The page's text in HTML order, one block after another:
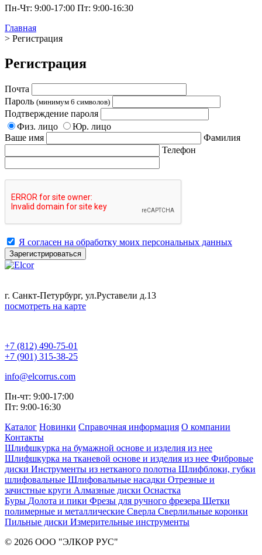
Пн-Чт: 9:00-17:00 Пт: 9:00-16:30
Главная
> Регистрация
Регистрация
Почта
Пароль (минимум 6 символов)
Подтверждение пароля
Физ. лицо
Юр. лицо
Ваше имя
Фамилия
Телефон
Я согласен на обработку моих персональных данных
г. Санкт-Петурбург, ул.Руставели д.13
посмотреть на карте
+7 (812) 490-75-01
+7 (901) 315-38-25
info@elcorrus.com
Пн-чт: 9:00-17:00
Пт: 9:00-16:30
Каталог Новинки Справочная информация О компании
Контакты
Шлифшкурка на бумажной основе и изделия из нее
Шлифшкурка на тканевой основе и изделия из нее Фибровые
диски Инструменты из нетканого полотна Шлифблоки, губки
шлифовальные Шлифовальные насадки Отрезные и
зачистные круги Алмазные диски Оснастка
Буры Долота и пики Фрезы для ручного фрезера Щетки
полимерные и металлические Сверла Сверлильные коронки
Пильные диски Измерительные инструменты
© 2026 ООО "ЭЛКОР РУС"